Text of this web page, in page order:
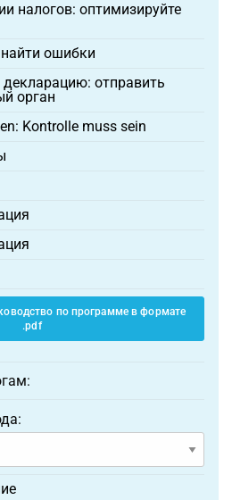
налогов: оптимизируйте
ошибки
отправить
орган
Kontrolle muss sein
по программе в формате
.pdf